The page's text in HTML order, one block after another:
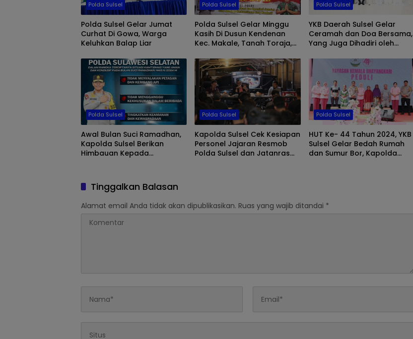
Polda Sulsel
Polda Sulsel Gelar Jumat
Curhat Di Gowa, Warga
Keluhkan Balap Liar
Polda Sulsel
Polda Sulsel Gelar Minggu
Kasih Di Dusun Kendenan
Kec. Makale, Tanah Toraja,
Polda Sulsel
YKB Daerah Sulsel Gelar
Ceramah dan Doa Bersama,
Yang Juga Dihadiri oleh
Polda Sulsel
Awal Bulan Suci Ramadhan,
Kapolda Sulsel Berikan
Himbauan Kepada
Polda Sulsel
Kapolda Sulsel Cek Kesiapan
Personel Jajaran Resmob
Polda Sulsel dan Jatanras
Polda Sulsel
HUT Ke- 44 Tahun 2024, YKB
Sulsel Gelar Bedah Rumah
dan Sumur Bor, Kapolda
Tinggalkan Balasan
Alamat email Anda tidak akan dipublikasikan. Ruas yang wajib ditandai *